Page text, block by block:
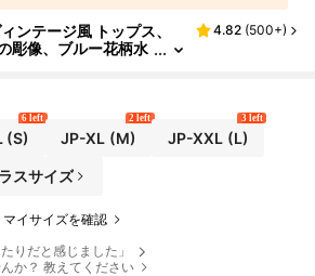
ンテージ風 トップス、
彫像、ブルー花柄水
バケーション、スプリン
ベビーブルー、ガールズ
、ボヘミアン、ヒッピ
向け
4.82 (500+)
(S)
6 left
JP-XL (M)
2 left
JP-XXL (L)
3 left
スサイズ
マイサイズを確認
りだと感じました」
か？ 教えてください